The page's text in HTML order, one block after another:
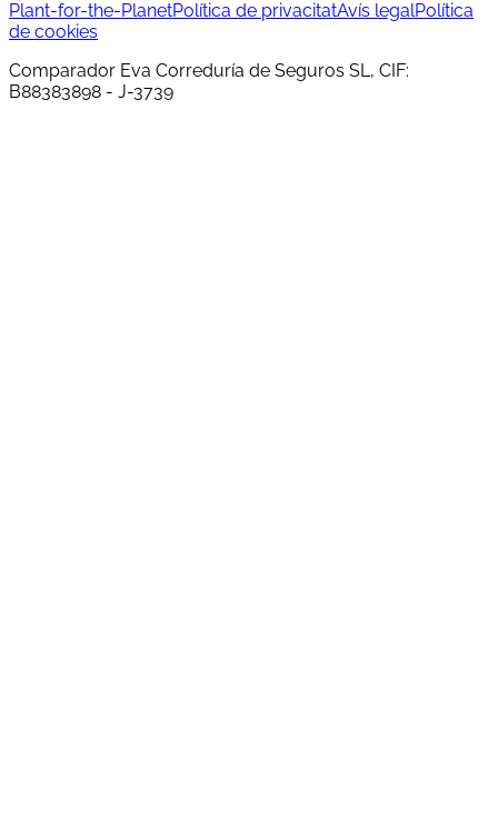
Plant-for-the-PlanetPolítica de privacitatAvís legalPolítica
de cookies
Comparador Eva Correduría de Seguros SL, CIF:
B88383898 - J-3739